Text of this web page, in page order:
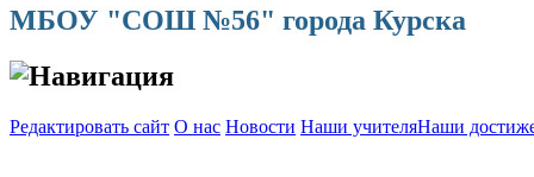
МБОУ "СОШ №56" города Курска
Навигация
Редактировать сайт О нас Новости Наши учителяНаши